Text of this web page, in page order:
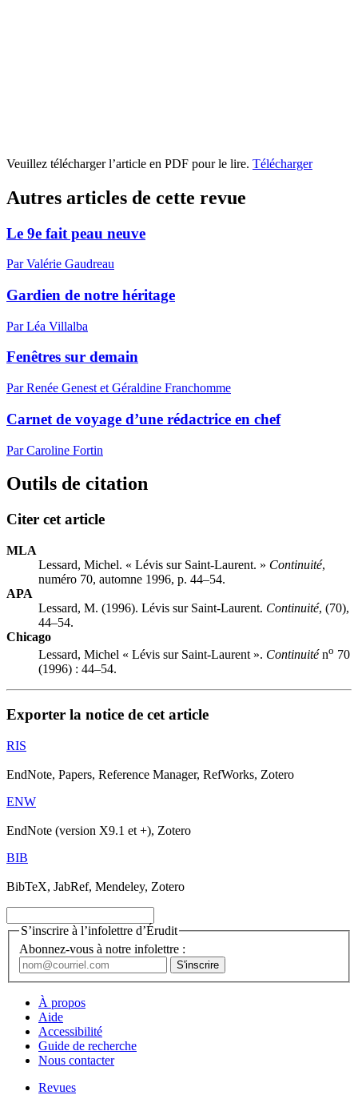
Veuillez télécharger l’article en PDF pour le lire. Télécharger
Autres articles de cette revue
Le 9e fait peau neuve
Par Valérie Gaudreau
Gardien de notre héritage
Par Léa Villalba
Fenêtres sur demain
Par Renée Genest et Géraldine Franchomme
Carnet de voyage d’une rédactrice en chef
Par Caroline Fortin
Outils de citation
Citer cet article
MLA
Lessard, Michel. « Lévis sur Saint-Laurent. » Continuité,
numéro 70, automne 1996, p. 44–54.
APA
Lessard, M. (1996). Lévis sur Saint-Laurent. Continuité, (70),
44–54.
Chicago
Lessard, Michel « Lévis sur Saint-Laurent ». Continuiténo 70
(1996) : 44–54.
Exporter la notice de cet article
RIS
EndNote, Papers, Reference Manager, RefWorks, Zotero
ENW
EndNote (version X9.1 et +), Zotero
BIB
BibTeX, JabRef, Mendeley, Zotero
S’inscrire à l’infolettre d’Érudit
Abonnez-vous à notre infolettre :
À propos
Aide
Accessibilité
Guide de recherche
Nous contacter
Revues